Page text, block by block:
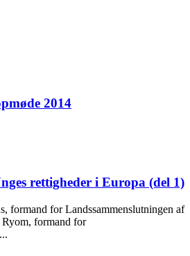
2014
rettigheder i Europa (del 1)
formand for Landssammenslutningen af
formand for